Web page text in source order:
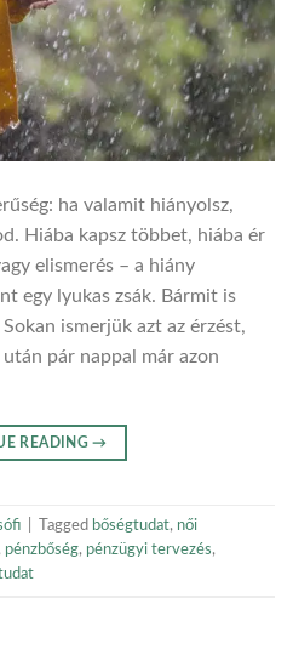
ha valamit hiányolsz,
Hiába kapsz többet, hiába ér
elismerés – a hiány
egy lyukas zsák. Bármit is
ismerjük azt az érzést,
pár nappal már azon
READING→
Tagged bőségtudat, női
, pénzbőség, pénzügyi tervezés,